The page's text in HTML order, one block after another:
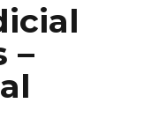
–